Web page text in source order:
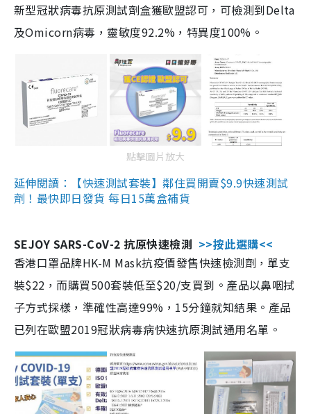
新型冠狀病毒抗原測試劑盒獲歐盟認可，可檢測到Delta
及Omicorn病毒，靈敏度92.2%，特異度100%。
點擊圖片放大
延伸閱讀：【快速測試套裝】鄰住買開賣$9.9快速測試
劑！最快即日發貨 每日15萬盒補貨
SEJOY SARS-CoV-2 抗原快速檢測 >>按此選購<<
香港口罩品牌HK-M Mask抗疫價發售快速檢測劑，單支
裝$22，而購買500套裝低至$20/支買到。產品以鼻咽拭
子方式採樣，準確性高達99%，15分鐘就知結果。產品
已列在歐盟2019冠狀病毒病快速抗原測試通用名單。